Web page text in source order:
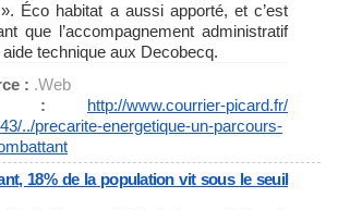
Éco habitat a aussi apporté, et c’est
que l’accompagnement administratif
technique aux Decobecq.
: .Web
: http://www.courrier-picard.fr/
../precarite-energetique-un-parcours-
18% de la population vit sous le seuil